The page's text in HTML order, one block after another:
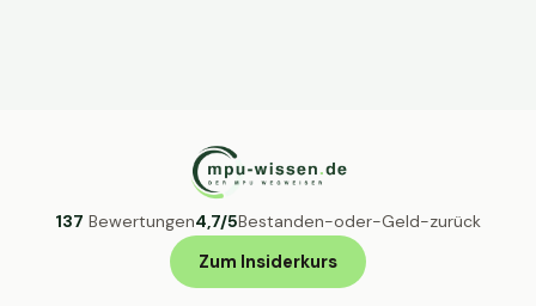
137 Bewertungen4,7/5Bestanden-oder-Geld-zurück
Zum Insiderkurs